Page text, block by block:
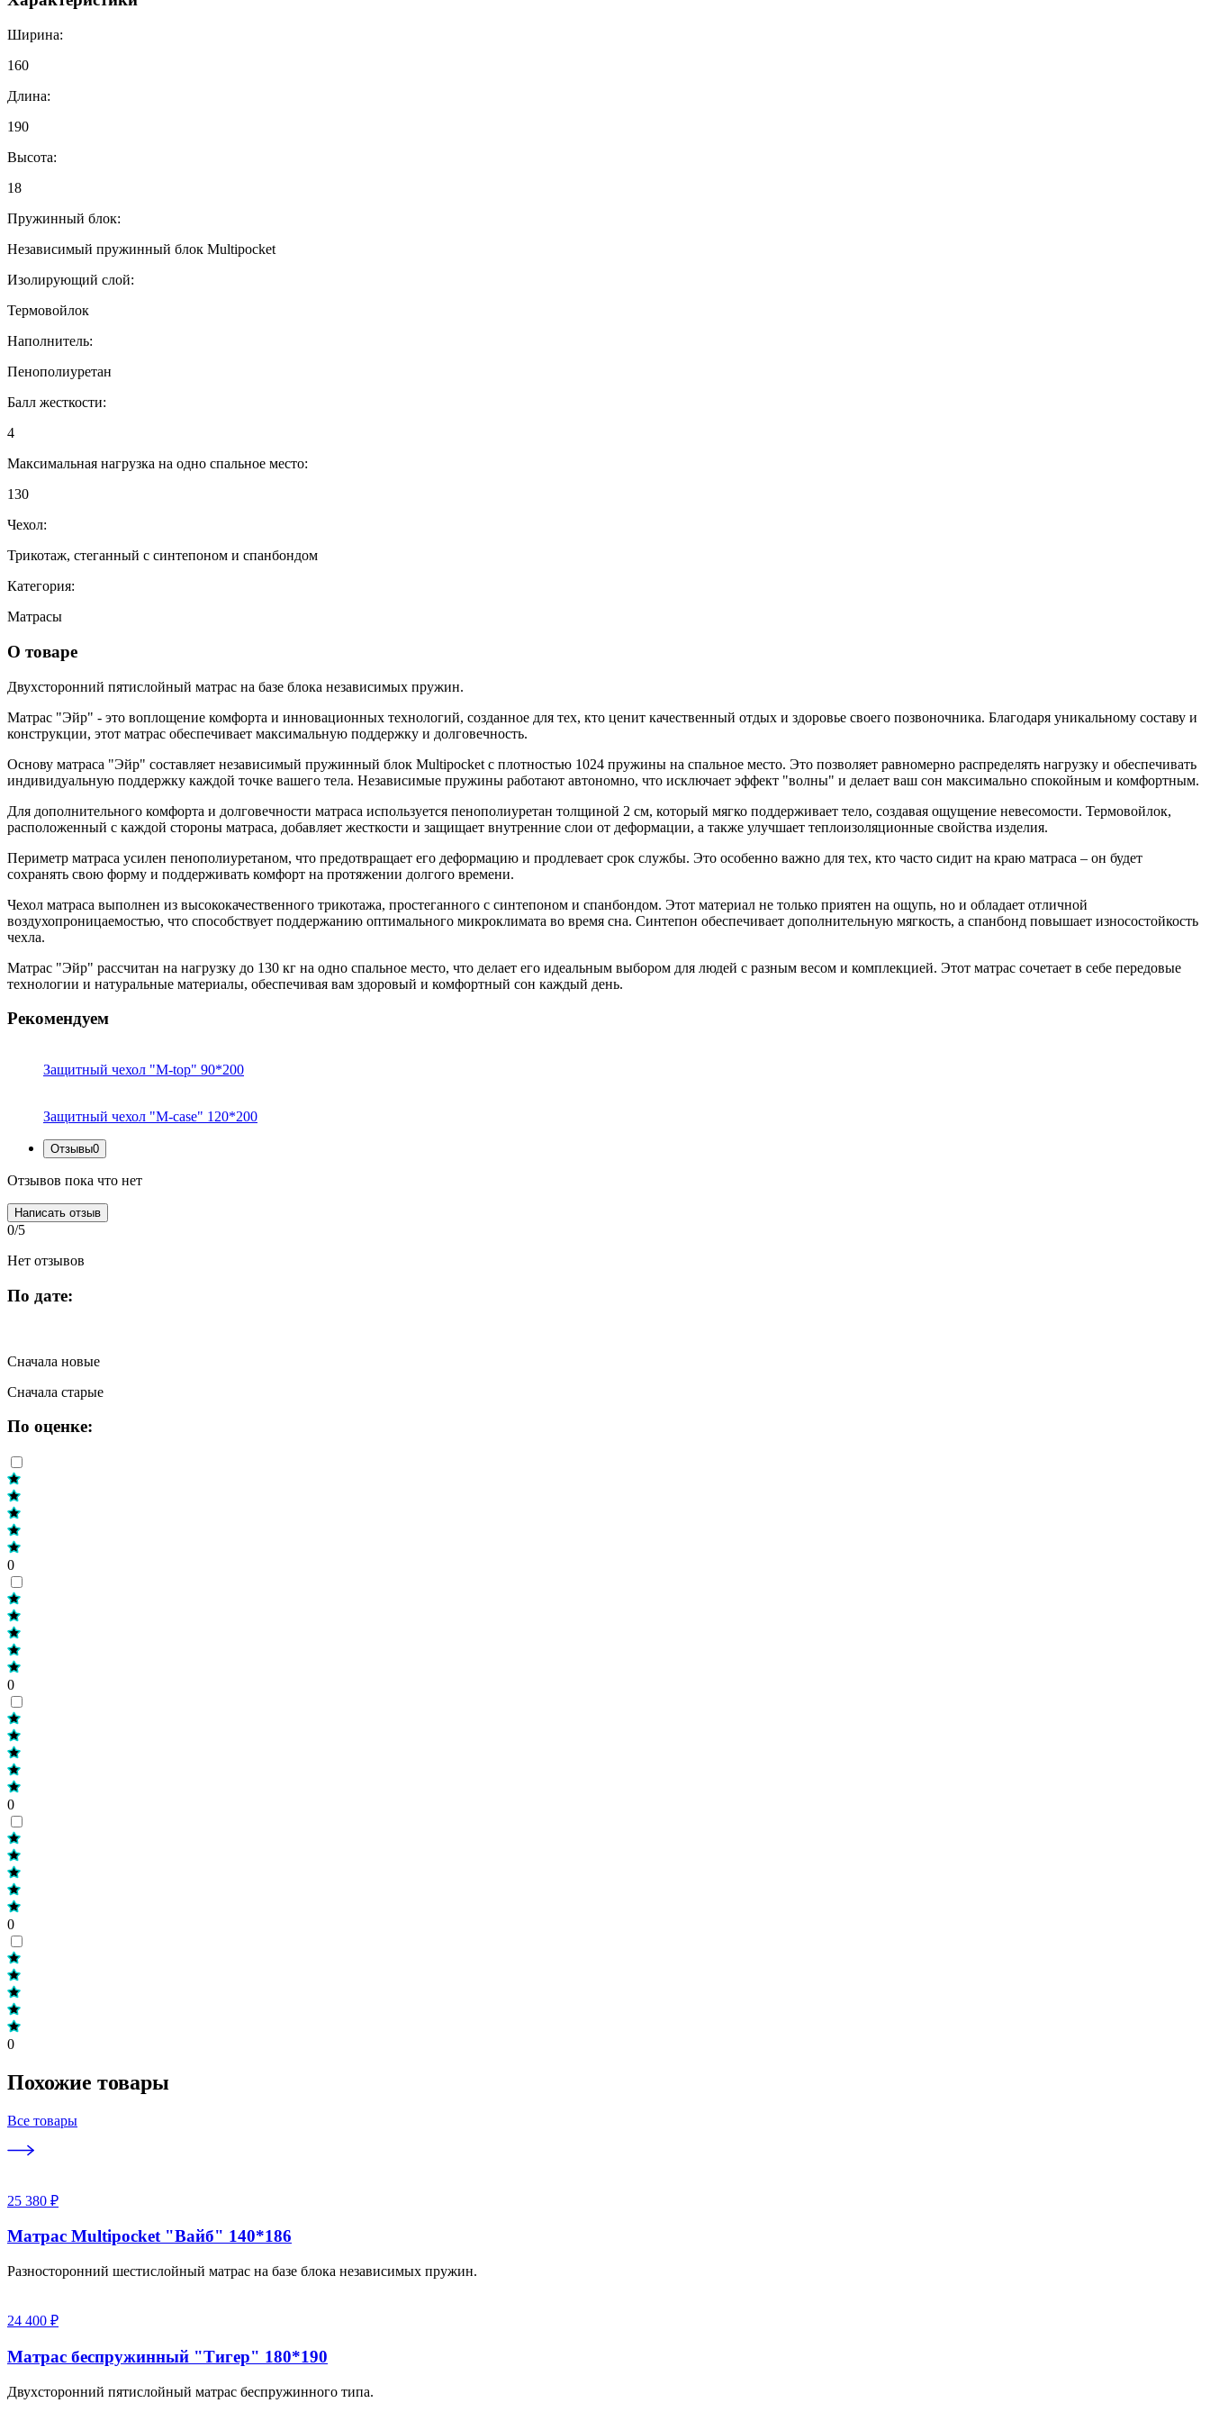
Ширина:
160
Длина:
190
Высота:
18
Пружинный блок:
Независимый пружинный блок Multipocket
Изолирующий слой:
Термовойлок
Наполнитель:
Пенополиуретан
Балл жесткости:
4
Максимальная нагрузка на одно спальное место:
130
Чехол:
Трикотаж, стеганный с синтепоном и спанбондом
Категория:
Матрасы
О товаре
Двухсторонний пятислойный матрас на базе блока независимых пружин.
Матрас "Эйр" - это воплощение комфорта и инновационных технологий, созданное для тех, кто ценит качественный отдых и здоровье своего позвоночника. Благодаря уникальному составу и
конструкции, этот матрас обеспечивает максимальную поддержку и долговечность.
Основу матраса "Эйр" составляет независимый пружинный блок Multipocket с плотностью 1024 пружины на спальное место. Это позволяет равномерно распределять нагрузку и обеспечивать
индивидуальную поддержку каждой точке вашего тела. Независимые пружины работают автономно, что исключает эффект "волны" и делает ваш сон максимально спокойным и комфортным.
Для дополнительного комфорта и долговечности матраса используется пенополиуретан толщиной 2 см, который мягко поддерживает тело, создавая ощущение невесомости. Термовойлок,
расположенный с каждой стороны матраса, добавляет жесткости и защищает внутренние слои от деформации, а также улучшает теплоизоляционные свойства изделия.
Периметр матраса усилен пенополиуретаном, что предотвращает его деформацию и продлевает срок службы. Это особенно важно для тех, кто часто сидит на краю матраса – он будет
сохранять свою форму и поддерживать комфорт на протяжении долгого времени.
Чехол матраса выполнен из высококачественного трикотажа, простеганного с синтепоном и спанбондом. Этот материал не только приятен на ощупь, но и обладает отличной
воздухопроницаемостью, что способствует поддержанию оптимального микроклимата во время сна. Синтепон обеспечивает дополнительную мягкость, а спанбонд повышает износостойкость
чехла.
Матрас "Эйр" рассчитан на нагрузку до 130 кг на одно спальное место, что делает его идеальным выбором для людей с разным весом и комплекцией. Этот матрас сочетает в себе передовые
технологии и натуральные материалы, обеспечивая вам здоровый и комфортный сон каждый день.
Рекомендуем
Защитный чехол "M-top" 90*200
Защитный чехол "M-case" 120*200
Отзывы0
Отзывов пока что нет
Написать отзыв
0/5
Нет отзывов
По дате:
Сначала новые
Сначала старые
По оценке:
0
0
0
0
0
Похожие товары
Все товары
25 380 ₽
Матрас Multipocket "Вайб" 140*186
Разносторонний шестислойный матрас на базе блока независимых пружин.
24 400 ₽
Матрас беспружинный "Тигер" 180*190
Двухсторонний пятислойный матрас беспружинного типа.